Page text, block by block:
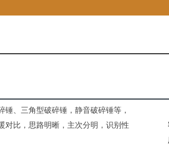
、三角型破碎锤，静音破碎锤等，
对比，思路明晰，主次分明，识别性